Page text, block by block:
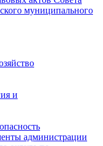
муниципального
и
администрации